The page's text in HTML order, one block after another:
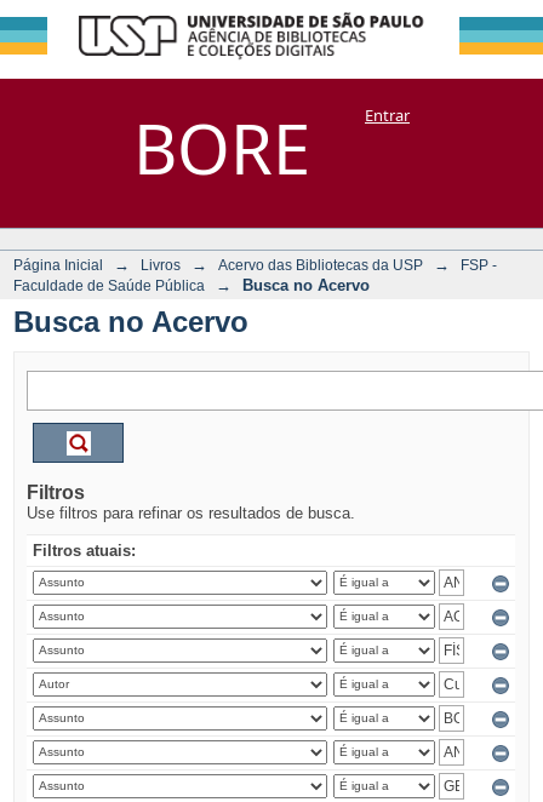
BORE
Busca no Acervo
DSpace/Manakin + CoriscoEntrar
Página Inicial → Livros → Acervo das Bibliotecas da USP →
FSP -
Faculdade de Saúde Pública
→ Busca no Acervo
Busca no Acervo
Filtros
Use filtros para refinar os resultados de busca.
Filtros atuais: